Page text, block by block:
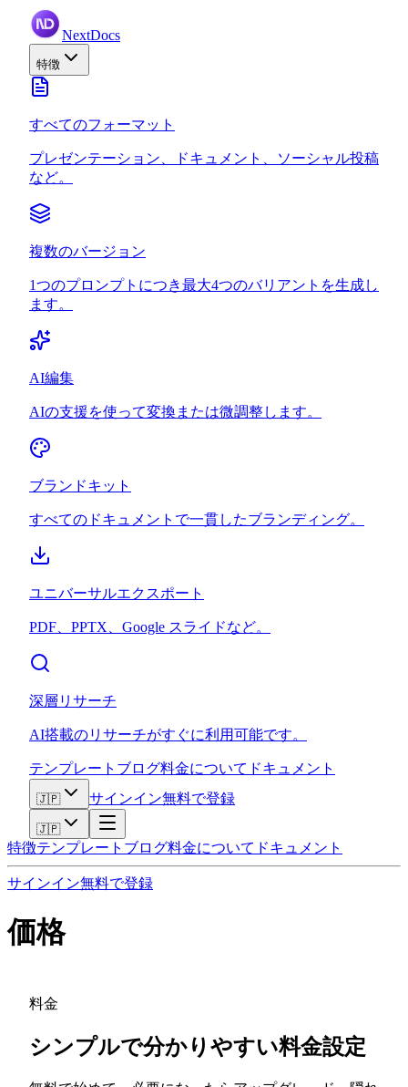
NextDocs
特徴
すべてのフォーマット
プレゼンテーション、ドキュメント、ソーシャル投稿
など。
複数のバージョン
1つのプロンプトにつき最大4つのバリアントを生成し
ます。
AI編集
AIの支援を使って変換または微調整します。
ブランドキット
すべてのドキュメントで一貫したブランディング。
ユニバーサルエクスポート
PDF、PPTX、Google スライドなど。
深層リサーチ
AI搭載のリサーチがすぐに利用可能です。
テンプレート ブログ料金について ドキュメント
🇯🇵 サインイン無料で登録
🇯🇵
特徴テンプレート ブログ料金について ドキュメント
サインイン無料で登録
価格
料金
シンプルで分かりやすい料金設定